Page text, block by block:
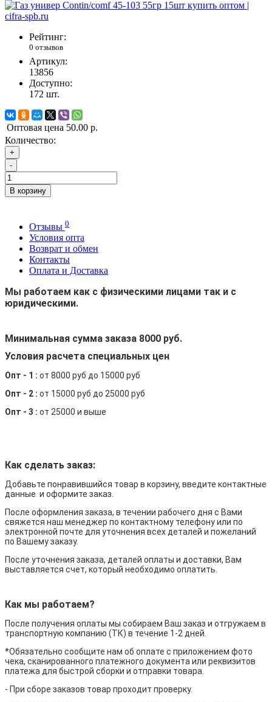
Рейтинг:
0 отзывов
Артикул:
13856
Доступно:
172 шт.
Оптовая цена 50.00 р.
Количество:
+
-
В корзину
Отзывы 0
Условия опта
Возврат и обмен
Контакты
Оплата и Доставка
Мы работаем как с физическими лицами так и с
юридическими.
Минимальная сумма заказа 8000 руб.
Условия расчета специальных цен
Опт - 1 : от 8000 руб до 15000 руб
Опт - 2 : от 15000 руб до 25000 руб
Опт - 3 : от 25000 и выше
Как сделать заказ:
Добавьте понравившийся товар в корзину, введите контактные
данные и оформите заказ.
После оформления заказа, в течении рабочего дня с Вами
свяжется наш менеджер по контактному телефону или по
электронной почте для уточнения всех деталей и пожеланий
по Вашему заказу.
После уточнения заказа, деталей оплаты и доставки, Вам
выставляется счет, который необходимо оплатить.
Как мы работаем?
После получения оплаты мы собираем Ваш заказ и отгружаем в
транспортную компанию (ТК) в течение 1-2 дней.
*Обязательно сообщите нам об оплате с приложением фото
чека, сканированного платежного документа или реквизитов
платежа для быстрой сборки и отправки товара.
- При сборе заказов товар проходит проверку.